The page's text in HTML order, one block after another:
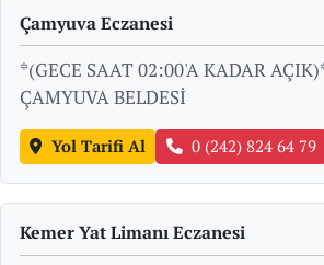
Çamyuva Eczanesi
*(GECE SAAT 02:00'A KADAR
ÇAMYUVA BELDESİ
Yol Tarifi Al 0 (242) 824 64 79
Kemer Yat Limanı Eczanesi